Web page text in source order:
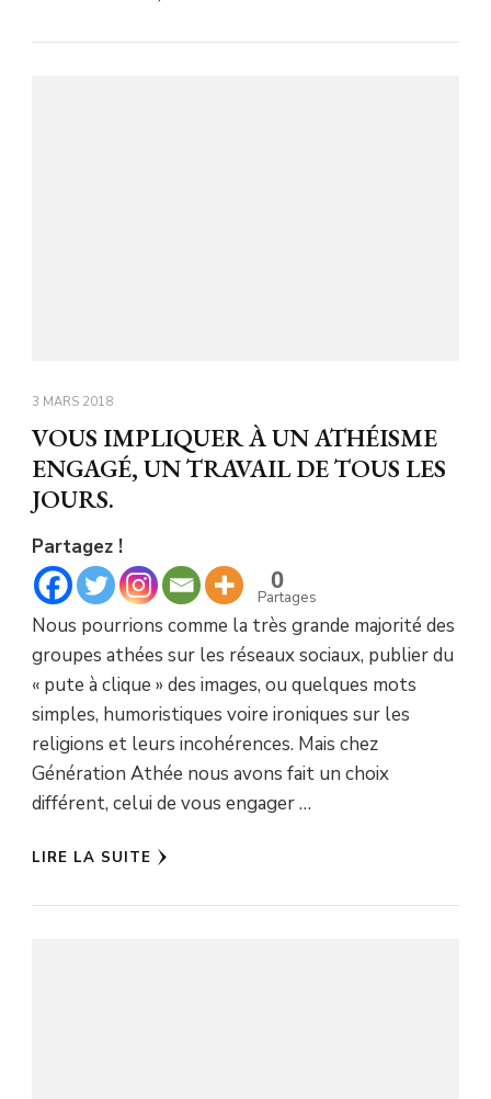
3 MARS 2018
VOUS IMPLIQUER À UN ATHÉISME
ENGAGÉ, UN TRAVAIL DE TOUS LES
JOURS.
Partagez !
0
Partages
Nous pourrions comme la très grande majorité des
groupes athées sur les réseaux sociaux, publier du
« pute à clique » des images, ou quelques mots
simples, humoristiques voire ironiques sur les
religions et leurs incohérences. Mais chez
Génération Athée nous avons fait un choix
différent, celui de vous engager …
LIRE LA SUITE